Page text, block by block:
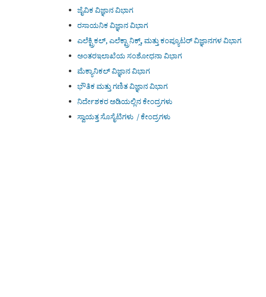
ಜೈವಿಕ ವಿಜ್ಞಾನ ವಿಭಾಗ
ರಸಾಯನಿಕ ವಿಜ್ಞಾನ ವಿಭಾಗ
ಎಲೆಕ್ಟ್ರಿಕಲ್, ಎಲೆಕ್ಟ್ರಾನಿಕ್ಸ್, ಮತ್ತು ಕಂಪ್ಯೂಟರ್ ವಿಜ್ಞಾನಗಳ ವಿಭಾಗ
ಅಂತರಇಲಾಖೆಯ ಸಂಶೋಧನಾ ವಿಭಾಗ
ಮೆಕ್ಯಾನಿಕಲ್ ವಿಜ್ಞಾನ ವಿಭಾಗ
ಭೌತಿಕ ಮತ್ತು ಗಣಿತ ವಿಜ್ಞಾನ ವಿಭಾಗ
ನಿರ್ದೇಶಕರ ಅಡಿಯಲ್ಲಿನ ಕೇಂದ್ರಗಳು
ಸ್ವಾಯತ್ತ ಸೊಸೈಟಿಗಳು / ಕೇಂದ್ರಗಳು